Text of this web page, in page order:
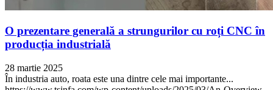
O prezentare generală a strungurilor cu roți CNC în
producția industrială
28 martie 2025
În industria auto, roata este una dintre cele mai importante...